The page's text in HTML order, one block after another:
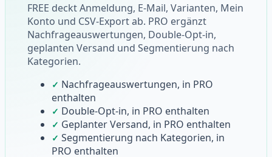
FREE deckt Anmeldung, E-Mail, Varianten, Mein
Konto und CSV-Export ab. PRO ergänzt
Nachfrageauswertungen, Double-Opt-in,
geplanten Versand und Segmentierung nach
Kategorien.
✓ Nachfrageauswertungen, in PRO
enthalten
✓ Double-Opt-in, in PRO enthalten
✓ Geplanter Versand, in PRO enthalten
✓ Segmentierung nach Kategorien, in
PRO enthalten